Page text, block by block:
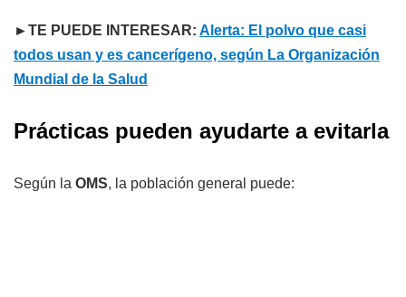
►TE PUEDE INTERESAR: Alerta: El polvo que casi
todos usan y es cancerígeno, según La Organización
Mundial de la Salud
Prácticas pueden ayudarte a evitarla
Según la OMS, la población general puede: